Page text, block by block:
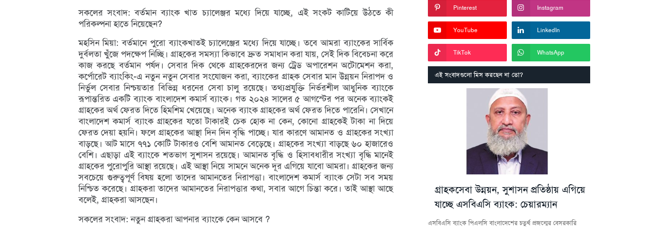
সকলের সংবাদ: বর্তমান ব্যাংক খাত চ্যালেঞ্জর মধ্যে দিয়ে যাচ্ছে, এই সংকট কাটিয়ে উঠতে কী
পরিকল্পনা হাতে নিয়েছেন?
মহসিন মিয়া: বর্তমানে পুরো ব্যাংকখাতই চ্যালেঞ্জের মধ্যে দিয়ে যাচ্ছে। তবে আমরা ব্যাংকের সার্বিক
দুর্বলতা খুঁজে পদক্ষেপ নিচ্ছি। গ্রাহকের সমস্যা কিভাবে দ্রুত সমাধান করা যায়, সেই দিক বিবেচনা করে
কাজ করছে বর্তমান পর্ষদ। সেবার দিক থেকে গ্রাহকেরদের জন্য ট্রেড অপারেশন অটোমেশন করা,
কর্পোরেট ব্যাংকিং-এ নতুন নতুন সেবার সংযোজন করা, ব্যাংকের গ্রাহক সেবার মান উন্নয়ন নিরাপদ ও
নির্ভুল সেবার নিশ্চয়তার বিভিন্ন ধরনের সেবা চালু রয়েছে। তথ্যপ্রযুক্তি নির্ভরশীল আধুনিক ব্যাংকে
রূপান্তরিত একটি ব্যাংক বাংলাদেশ কমার্স ব্যাংক। গত ২০২৪ সালের ৫ আগস্টের পর অনেক ব্যাংকই
গ্রাহকের অর্থ ফেরত দিতে হিমশিম খেয়েছে। অনেক ব্যাংক গ্রাহকের অর্থ ফেরত দিতে পারেনি। সেখানে
বাংলাদেশ কমার্স ব্যাংক গ্রাহকের যতো টাকারই চেক হোক না কেন, কোনো গ্রাহকেই টাকা না দিয়ে
ফেরত দেয়া হয়নি। ফলে গ্রাহকের আস্থা দিন দিন বৃদ্ধি পাচ্ছে। যার কারণে আমানত ও গ্রাহকের সংখ্যা
বাড়ছে। আট মাসে ৭৭১ কোটি টাকারও বেশি আমানত বেড়েছে। গ্রাহকের সংখ্যা বাড়ছে ৬০ হাজারেও
বেশি। এছাড়া এই ব্যাংকে শতভাগ সুশাসন রয়েছে। আমানত বৃদ্ধি ও হিসাবধারীর সংখ্যা বৃদ্ধি মানেই
গ্রাহকের পুরোপুরি আস্থা রয়েছে। এই আস্থা নিয়ে সামনে অনেক দূর এগিয়ে যাবো আমরা। গ্রাহকের জন্য
সবচেয়ে গুরুত্বপূর্ণ বিষয় হলো তাদের আমানতের নিরাপত্তা। বাংলাদেশ কমার্স ব্যাংক সেটা সব সময়
নিশ্চিত করেছে। গ্রাহকরা তাদের আমানতের নিরাপত্তার কথা, সবার আগে চিন্তা করে। তাই আস্থা আছে
বলেই, গ্রাহকরা আসছেন।
সকলের সংবাদ: নতুন গ্রাহকরা আপনার ব্যাংকে কেন আসবে ?
Pinterest Instagram
YouTube LinkedIn
TikTok WhatsApp
এই সংবাদগুলো মিস করছেন না তো?
গ্রাহকসেবা উন্নয়ন, সুশাসন প্রতিষ্ঠায় এগিয়ে
যাচ্ছে এসবিএসি ব্যাংক: চেয়ারম্যান
এসবিএসি ব্যাংক পিএলসি বাংলাদেশের চতুর্থ প্রজন্মের বেসরকারি